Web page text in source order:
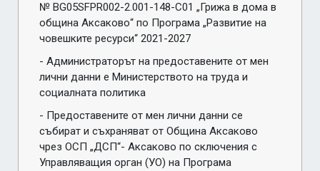
№ BG05SFPR002-2.001-148-С01 „Грижа в дома в
община Аксаково“ по Програма „Развитие на
човешките ресурси“ 2021-2027
- Администраторът на предоставените от мен
лични данни е Министерството на труда и
социалната политика
- Предоставените от мен лични данни се
събират и съхраняват от Община Аксаково
чрез ОСП „ДСП“- Аксаково по сключения с
Управляващия орган (УО) на Програма